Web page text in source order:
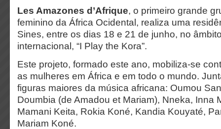
Les Amazones d’Afrique, o primeiro grande
feminino da África Ocidental, realiza uma
Sines, entre os dias 18 e 21 de junho, no
internacional, “I Play the Kora”.
Este projeto, formado este ano, mobiliza-se
as mulheres em África e em todo o mundo.
figuras maiores da música africana: Oumou
Doumbia (de Amadou et Mariam), Nneka, Inna
Mamani Keita, Rokia Koné, Kandia Kouyaté,
Mariam Koné.